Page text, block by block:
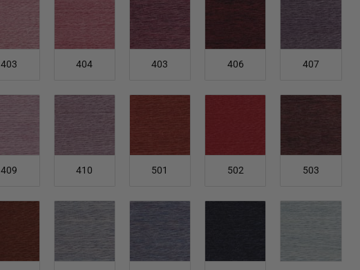
403 404 403 406 407
409 410 501 502 503